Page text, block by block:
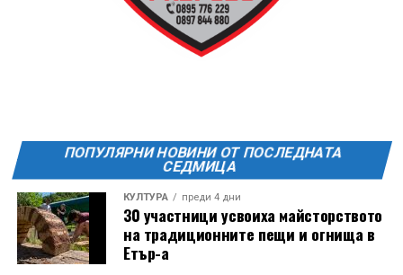
ПОПУЛЯРНИ НОВИНИ ОТ ПОСЛЕДНАТА
СЕДМИЦА
КУЛТУРА преди 4 дни
30 участници усвоиха майсторството
на традиционните пещи и огнища в
Етър-а